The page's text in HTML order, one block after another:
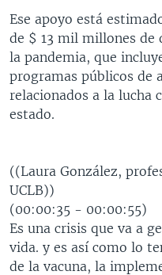
Ese apoyo está
de $ 13 mil millones de
la pandemia, que
programas públicos de
relacionados a la lucha
estado.
((Laura González,
UCLB))
(00:00:35 - 00:00:55)
Es una crisis que va a
vida. y es así como lo
de la vacuna, la